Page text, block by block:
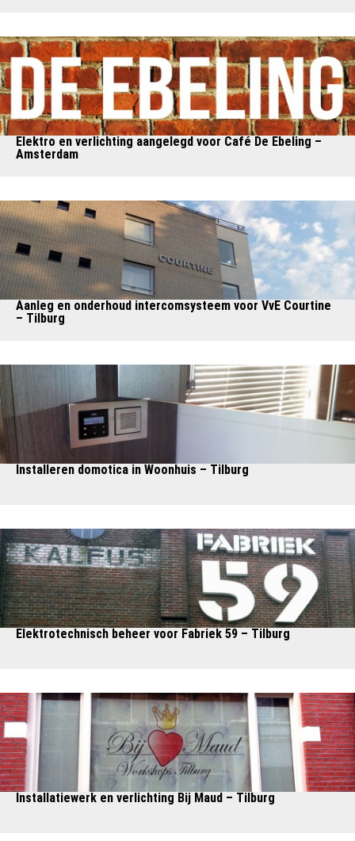
Elektro en verlichting aangelegd voor Café De Ebeling –
Amsterdam
Aanleg en onderhoud intercomsysteem voor VvE Courtine
– Tilburg
Installeren domotica in Woonhuis – Tilburg
Elektrotechnisch beheer voor Fabriek 59 – Tilburg
Installatiewerk en verlichting Bij Maud – Tilburg